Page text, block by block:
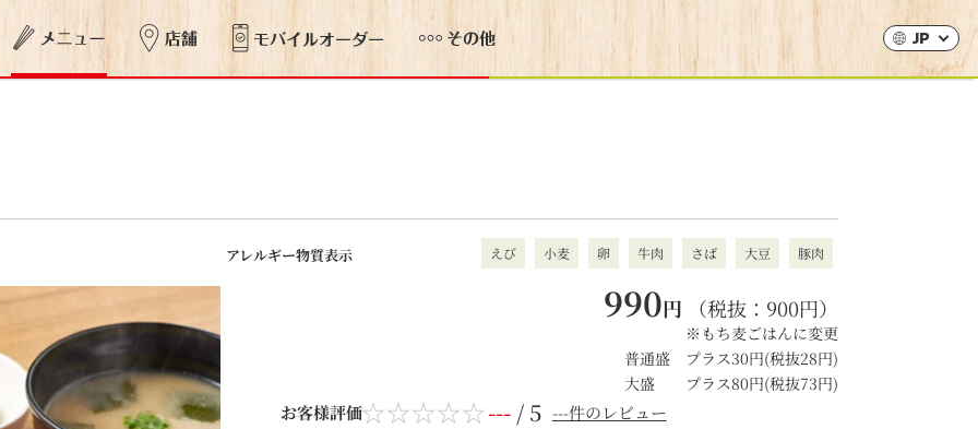
JP
アレルギー物質表示 えび 小麦 卵 牛肉 さば 大豆 豚肉
990円 （税抜： 900円）
※もち麦ごはんに変更
普通盛 プラス30円(税抜28円)
大盛 プラス80円(税抜73円)
お客様評価 --- / 5 ---件のレビュー